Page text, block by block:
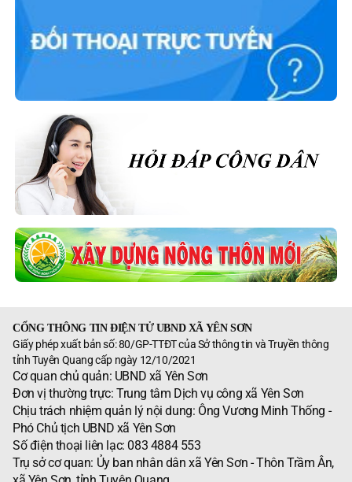
CỔNG THÔNG TIN ĐIỆN TỬ UBND XÃ YÊN SƠN
Giấy phép xuất bản số: 80/GP-TTĐT của Sở thông tin và Truyền thông
tỉnh Tuyên Quang cấp ngày 12/10/2021
Cơ quan chủ quản: UBND xã Yên Sơn
Đơn vị thường trực: Trung tâm Dịch vụ công xã Yên Sơn
Chịu trách nhiệm quản lý nội dung: Ông Vương Minh Thống -
Phó Chủ tịch UBND xã Yên Sơn
Số điện thoại liên lạc: 083 4884 553
Trụ sở cơ quan: Ủy ban nhân dân xã Yên Sơn - Thôn Trầm Ân,